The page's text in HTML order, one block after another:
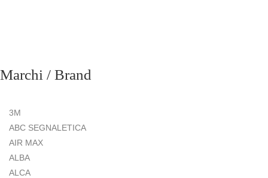
Marchi / Brand
3M
ABC SEGNALETICA
AIR MAX
ALBA
ALCA